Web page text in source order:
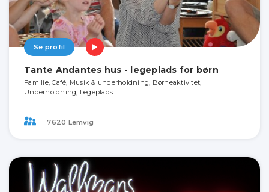
Se profil
Tante Andantes hus - legeplads for børn
Familie, Café, Musik & underholdning, Børneaktivitet,
Underholdning, Legeplads
7620 Lemvig